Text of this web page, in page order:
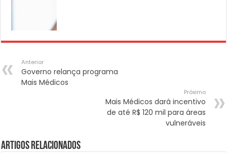
Anterior
Governo relança programa
Mais Médicos
Próximo
Mais Médicos dará incentivo
de até R$ 120 mil para áreas
vulneráveis
Artigos Relacionados